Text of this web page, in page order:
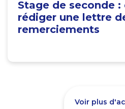
Stage de seconde
rédiger une lettre
remerciements
Voir plus